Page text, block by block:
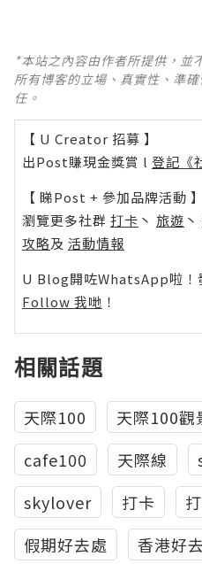
*本站之內容由作者所提供，並
所有博客的立場、真實性、準
任。
【 U Creator 招募 】
出Post賺現金獎賞 l 登記《
【 睇Post + 參加品牌活動 】
瀏覽更多社群 打卡 丶 旅遊 丶
攻略及 活動情報
U Blog開咗WhatsApp啦！
Follow 我哋 ！
相關話題
天際100 天際100觀
cafe100
天際線
skylover
打卡
假期好去處
香港好